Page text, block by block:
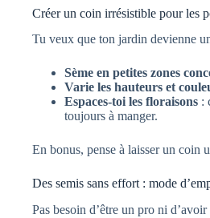
Créer un coin irrésistible pour les
Tu veux que ton jardin devienne
Sème en petites zones
Varie les hauteurs et
Espaces-toi les floraisons :
toujours à manger.
En bonus, pense à laisser un coin
Des semis sans effort : mode
Pas besoin d’être un pro ni